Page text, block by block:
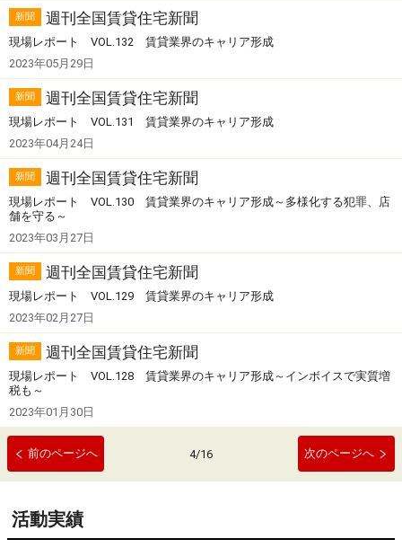
新聞 週刊全国賃貸住宅新聞
現場レポート VOL.132 賃貸業界のキャリア形成
2023年05月29日
新聞 週刊全国賃貸住宅新聞
現場レポート VOL.131 賃貸業界のキャリア形成
2023年04月24日
新聞 週刊全国賃貸住宅新聞
現場レポート VOL.130 賃貸業界のキャリア形成～多様化する犯罪、店
舗を守る～
2023年03月27日
新聞 週刊全国賃貸住宅新聞
現場レポート VOL.129 賃貸業界のキャリア形成
2023年02月27日
新聞 週刊全国賃貸住宅新聞
現場レポート VOL.128 賃貸業界のキャリア形成～インボイスで実質増
税も～
2023年01月30日
前のページへ 4/16 次のページへ
活動実績